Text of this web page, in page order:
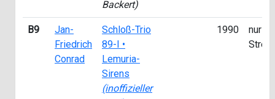
Backert)
B9
Jan-
Friedrich
Conrad
Schloß-Trio
89-I •
Lemuria-
Sirens
(inoffizieller
1990
nur für